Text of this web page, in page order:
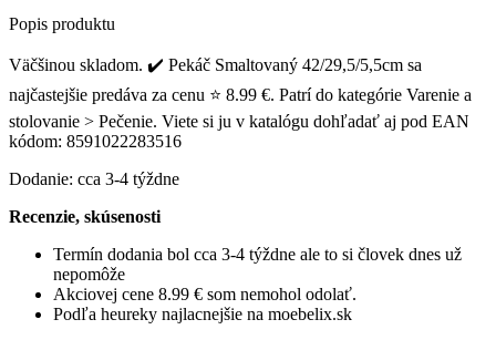
Popis produktu
Väčšinou skladom. ✔️ Pekáč Smaltovaný 42/29,5/5,5cm sa
najčastejšie predáva za cenu ⭐ 8.99 €. Patrí do kategórie Varenie a
stolovanie > Pečenie. Viete si ju v katalógu dohľadať aj pod EAN
kódom: 8591022283516
Dodanie: cca 3-4 týždne
Recenzie, skúsenosti
Termín dodania bol cca 3-4 týždne ale to si človek dnes už
nepomôže
Akciovej cene 8.99 € som nemohol odolať.
Podľa heureky najlacnejšie na moebelix.sk